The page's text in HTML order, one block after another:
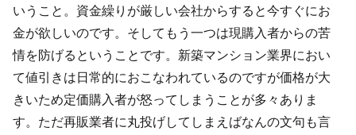
いうこと。資金繰りが厳しい会社からすると今すぐにお
金が欲しいのです。そしてもう一つは現購入者からの苦
情を防げるということです。新築マンション業界におい
て値引きは日常的におこなわれているのですが価格が大
きいため定価購入者が怒ってしまうことが多々ありま
す。ただ再販業者に丸投げしてしまえばなんの文句も言